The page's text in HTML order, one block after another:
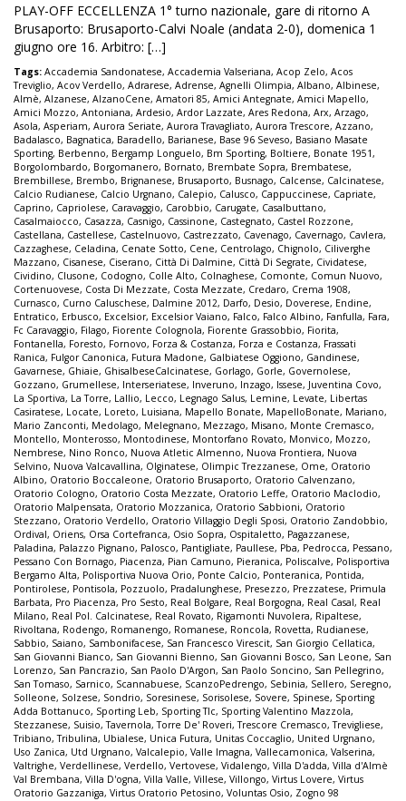
PLAY-OFF ECCELLENZA 1° turno nazionale, gare di ritorno A
Brusaporto: Brusaporto-Calvi Noale (andata 2-0), domenica 1
giugno ore 16. Arbitro: […]
Tags: Accademia Sandonatese, Accademia Valseriana, Acop Zelo, Acos
Treviglio, Acov Verdello, Adrarese, Adrense, Agnelli Olimpia, Albano, Albinese,
Almè, Alzanese, AlzanoCene, Amatori 85, Amici Antegnate, Amici Mapello,
Amici Mozzo, Antoniana, Ardesio, Ardor Lazzate, Ares Redona, Arx, Arzago,
Asola, Asperiam, Aurora Seriate, Aurora Travagliato, Aurora Trescore, Azzano,
Badalasco, Bagnatica, Baradello, Barianese, Base 96 Seveso, Basiano Masate
Sporting, Berbenno, Bergamp Longuelo, Bm Sporting, Boltiere, Bonate 1951,
Borgolombardo, Borgomanero, Bornato, Brembate Sopra, Brembatese,
Brembillese, Brembo, Brignanese, Brusaporto, Busnago, Calcense, Calcinatese,
Calcio Rudianese, Calcio Urgnano, Calepio, Calusco, Cappuccinese, Capriate,
Caprino, Capriolese, Caravaggio, Carobbio, Carugate, Casalbuttano,
Casalmaiocco, Casazza, Casnigo, Cassinone, Castegnato, Castel Rozzone,
Castellana, Castellese, Castelnuovo, Castrezzato, Cavenago, Cavernago, Cavlera,
Cazzaghese, Celadina, Cenate Sotto, Cene, Centrolago, Chignolo, Ciliverghe
Mazzano, Cisanese, Ciserano, Città Di Dalmine, Città Di Segrate, Cividatese,
Cividino, Clusone, Codogno, Colle Alto, Colnaghese, Comonte, Comun Nuovo,
Cortenuovese, Costa Di Mezzate, Costa Mezzate, Credaro, Crema 1908,
Curnasco, Curno Caluschese, Dalmine 2012, Darfo, Desio, Doverese, Endine,
Entratico, Erbusco, Excelsior, Excelsior Vaiano, Falco, Falco Albino, Fanfulla, Fara,
Fc Caravaggio, Filago, Fiorente Colognola, Fiorente Grassobbio, Fiorita,
Fontanella, Foresto, Fornovo, Forza & Costanza, Forza e Costanza, Frassati
Ranica, Fulgor Canonica, Futura Madone, Galbiatese Oggiono, Gandinese,
Gavarnese, Ghiaie, GhisalbeseCalcinatese, Gorlago, Gorle, Governolese,
Gozzano, Grumellese, Interseriatese, Inveruno, Inzago, Issese, Juventina Covo,
La Sportiva, La Torre, Lallio, Lecco, Legnago Salus, Lemine, Levate, Libertas
Casiratese, Locate, Loreto, Luisiana, Mapello Bonate, MapelloBonate, Mariano,
Mario Zanconti, Medolago, Melegnano, Mezzago, Misano, Monte Cremasco,
Montello, Monterosso, Montodinese, Montorfano Rovato, Monvico, Mozzo,
Nembrese, Nino Ronco, Nuova Atletic Almenno, Nuova Frontiera, Nuova
Selvino, Nuova Valcavallina, Olginatese, Olimpic Trezzanese, Ome, Oratorio
Albino, Oratorio Boccaleone, Oratorio Brusaporto, Oratorio Calvenzano,
Oratorio Cologno, Oratorio Costa Mezzate, Oratorio Leffe, Oratorio Maclodio,
Oratorio Malpensata, Oratorio Mozzanica, Oratorio Sabbioni, Oratorio
Stezzano, Oratorio Verdello, Oratorio Villaggio Degli Sposi, Oratorio Zandobbio,
Ordival, Oriens, Orsa Cortefranca, Osio Sopra, Ospitaletto, Pagazzanese,
Paladina, Palazzo Pignano, Palosco, Pantigliate, Paullese, Pba, Pedrocca, Pessano,
Pessano Con Bornago, Piacenza, Pian Camuno, Pieranica, Poliscalve, Polisportiva
Bergamo Alta, Polisportiva Nuova Orio, Ponte Calcio, Ponteranica, Pontida,
Pontirolese, Pontisola, Pozzuolo, Pradalunghese, Presezzo, Prezzatese, Primula
Barbata, Pro Piacenza, Pro Sesto, Real Bolgare, Real Borgogna, Real Casal, Real
Milano, Real Pol. Calcinatese, Real Rovato, Rigamonti Nuvolera, Ripaltese,
Rivoltana, Rodengo, Romanengo, Romanese, Roncola, Rovetta, Rudianese,
Sabbio, Saiano, Sambonifacese, San Francesco Virescit, San Giorgio Cellatica,
San Giovanni Bianco, San Giovanni Bienno, San Giovanni Bosco, San Leone, San
Lorenzo, San Pancrazio, San Paolo D'Argon, San Paolo Soncino, San Pellegrino,
San Tomaso, Sarnico, Scannabuese, ScanzoPedrengo, Sebinia, Sellero, Seregno,
Solleone, Solzese, Sondrio, Soresinese, Sorisolese, Sovere, Spinese, Sporting
Adda Bottanuco, Sporting Leb, Sporting Tlc, Sporting Valentino Mazzola,
Stezzanese, Suisio,Tavernola,Torre De' Roveri,Trescore Cremasco,Trevigliese,
Tribiano,Tribulina, Ubialese, Unica Futura, Unitas Coccaglio, United Urgnano,
Uso Zanica, Utd Urgnano, Valcalepio, Valle Imagna, Vallecamonica, Valserina,
Valtrighe, Verdellinese, Verdello, Vertovese, Vidalengo, Villa D'adda, Villa d'Almè
Val Brembana, Villa D'ogna, Villa Valle, Villese, Villongo, Virtus Lovere, Virtus
Oratorio Gazzaniga, Virtus Oratorio Petosino, Voluntas Osio, Zogno 98